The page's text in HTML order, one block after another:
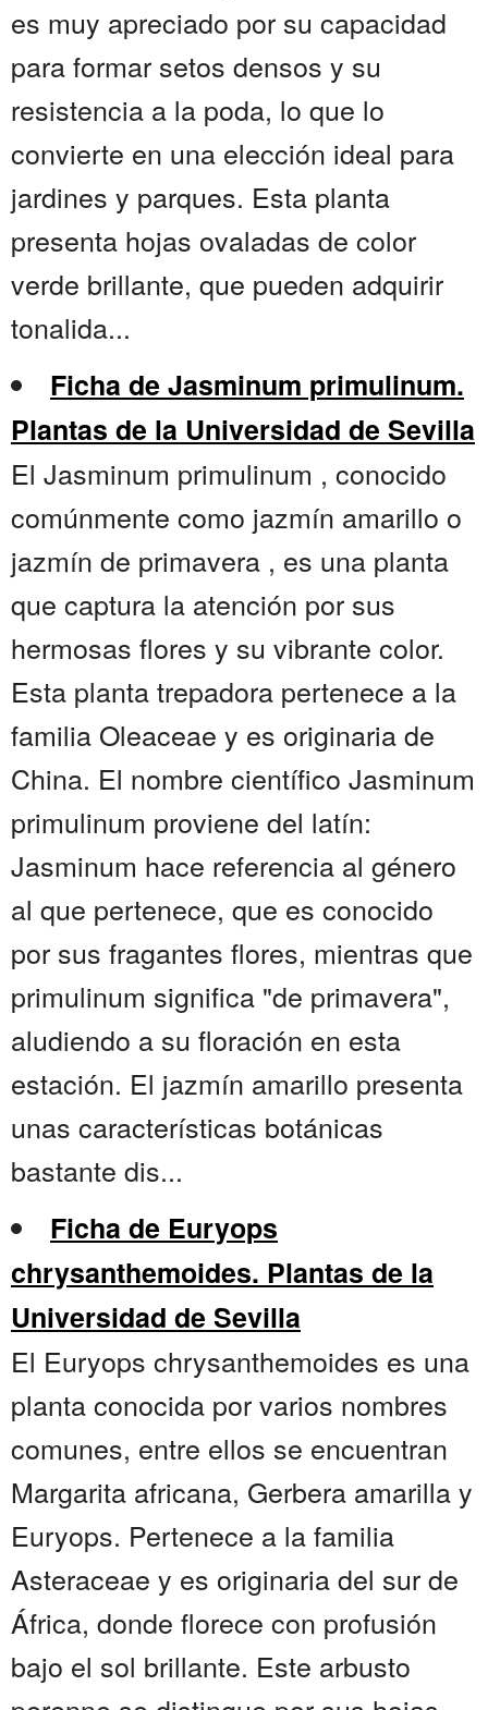
es muy apreciado por su capacidad
para formar setos densos y su
resistencia a la poda, lo que lo
convierte en una elección ideal para
jardines y parques. Esta planta
presenta hojas ovaladas de color
verde brillante, que pueden adquirir
tonalida...
Ficha de Jasminum primulinum.
Plantas de la Universidad de Sevilla
El Jasminum primulinum , conocido
comúnmente como jazmín amarillo o
jazmín de primavera , es una planta
que captura la atención por sus
hermosas flores y su vibrante color.
Esta planta trepadora pertenece a la
familia Oleaceae y es originaria de
China. El nombre científico Jasminum
primulinum proviene del latín:
Jasminum hace referencia al género
al que pertenece, que es conocido
por sus fragantes flores, mientras que
primulinum significa "de primavera",
aludiendo a su floración en esta
estación. El jazmín amarillo presenta
unas características botánicas
bastante dis...
Ficha de Euryops
chrysanthemoides. Plantas de la
Universidad de Sevilla
El Euryops chrysanthemoides es una
planta conocida por varios nombres
comunes, entre ellos se encuentran
Margarita africana, Gerbera amarilla y
Euryops. Pertenece a la familia
Asteraceae y es originaria del sur de
África, donde florece con profusión
bajo el sol brillante. Este arbusto